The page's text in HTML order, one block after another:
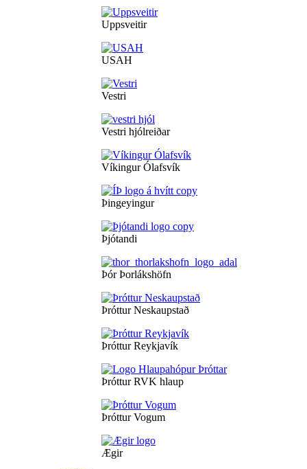
Uppsveitir
USAH
Vestri
Vestri hjólreiðar
Víkingur Ólafsvík
Þingeyingur
Þjótandi
Þór Þorlákshöfn
Þróttur Neskaupstað
Þróttur Reykjavík
Þróttur RVK hlaup
Þróttur Vogum
Ægir